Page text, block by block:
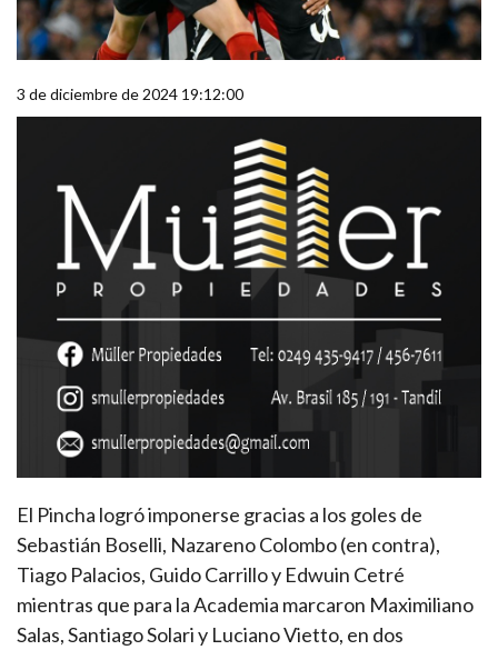
3 de diciembre de 2024 19:12:00
El Pincha logró imponerse gracias a los goles de
Sebastián Boselli, Nazareno Colombo (en contra),
Tiago Palacios, Guido Carrillo y Edwuin Cetré
mientras que para la Academia marcaron Maximiliano
Salas, Santiago Solari y Luciano Vietto, en dos